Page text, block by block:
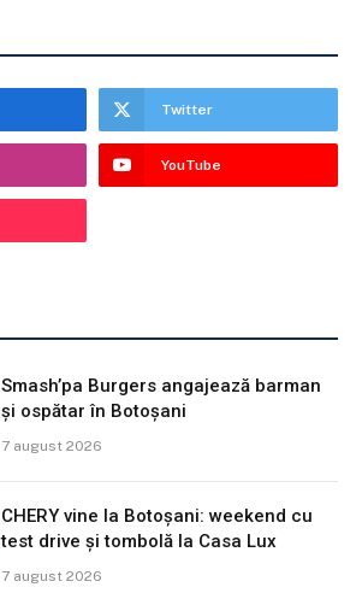
Twitter
YouTube
Smash’pa Burgers angajează barman
și ospătar în Botoșani
7 august 2026
CHERY vine la Botoșani: weekend cu
test drive și tombolă la Casa Lux
7 august 2026